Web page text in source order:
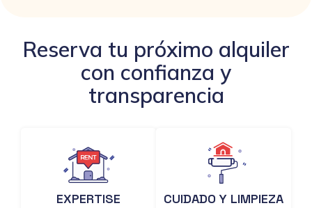
Reserva tu próximo alquiler
con confianza y
transparencia
EXPERTISE CUIDADO Y LIMPIEZA